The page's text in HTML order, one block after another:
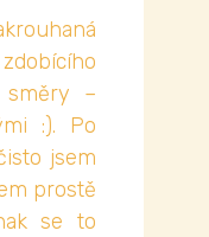
směry –
:). Po
jsem
prostě
se to